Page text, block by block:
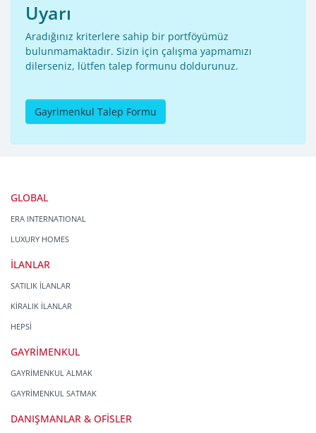
Uyarı
Aradığınız kriterlere sahip bir portföyümüz
bulunmamaktadır. Sizin için çalışma yapmamızı
dilerseniz, lütfen talep formunu doldurunuz.
Gayrimenkul Talep Formu
GLOBAL
ERA INTERNATIONAL
LUXURY HOMES
İLANLAR
SATILIK İLANLAR
KİRALIK İLANLAR
HEPSİ
GAYRİMENKUL
GAYRİMENKUL ALMAK
GAYRİMENKUL SATMAK
DANIŞMANLAR & OFİSLER